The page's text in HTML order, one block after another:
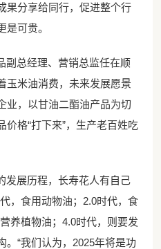
果分享给同行，促进整个行
可贵。
副总经理、营销总监任在顺
玉米油消费，未来发展愿景
业，以甘油二酯油产品为切
价格“打下来”，生产老百姓吃
发展历程，长寿花人有自己
，食用动物油；2.0时代，食
养植物油；4.0时代，则要发
。“我们认为，2025年将是功